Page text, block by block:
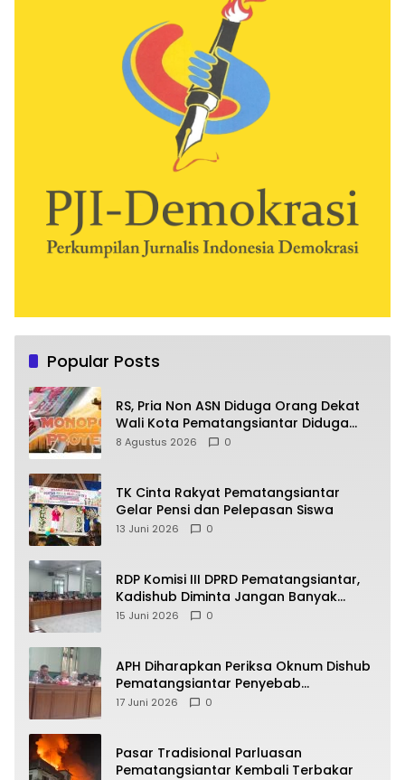
Popular Posts
RS, Pria Non ASN Diduga Orang Dekat
Wali Kota Pematangsiantar Diduga
Bagi Bagi Proyek ke Kontraktor
8 Agustus 2026 0
TK Cinta Rakyat Pematangsiantar
Gelar Pensi dan Pelepasan Siswa
13 Juni 2026 0
RDP Komisi III DPRD Pematangsiantar,
Kadishub Diminta Jangan Banyak
Alasan
15 Juni 2026 0
APH Diharapkan Periksa Oknum Dishub
Pematangsiantar Penyebab
Kebocoran PAD Retribusi Parkir
17 Juni 2026 0
Pasar Tradisional Parluasan
Pematangsiantar Kembali Terbakar